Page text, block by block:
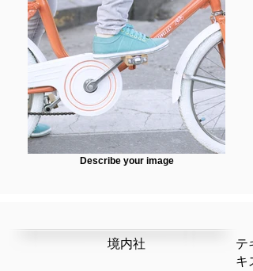
Describe your image
テ
キ
​境内社